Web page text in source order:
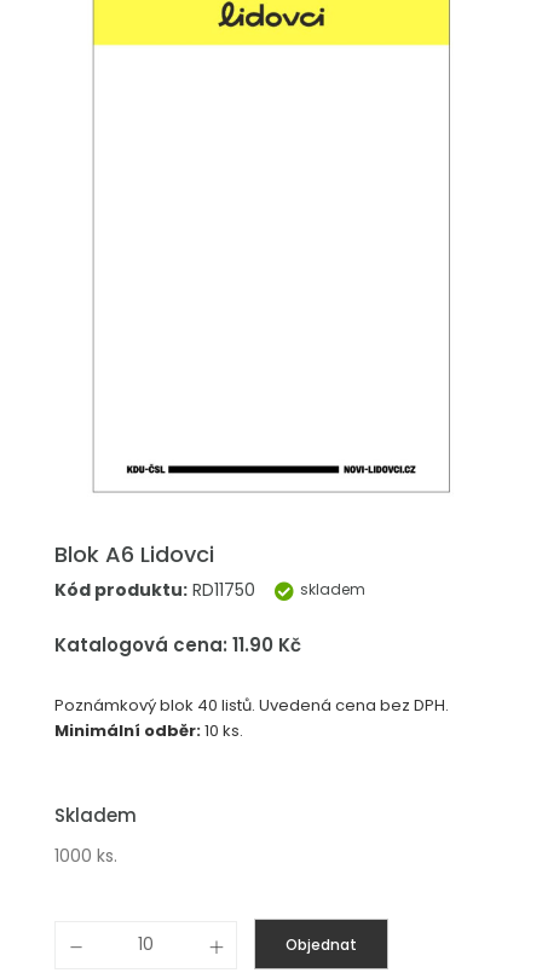
Blok A6 Lidovci
Kód produktu: RD11750 skladem
Katalogová cena: 11.90 Kč
Poznámkový blok 40 listů. Uvedená cena bez DPH.
Minimální odběr:10 ks.
Skladem
1000 ks.
Objednat